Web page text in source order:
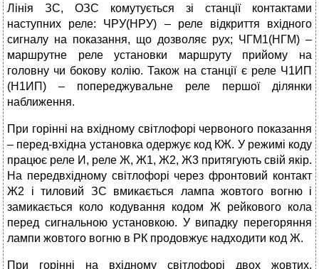
Лінія ЗС, ОЗС комутується зі станції контактами
наступних реле: ЧРУ(НРУ) – реле відкриття вхідного
сигналу на показання, що дозволяє рух; ЧГМ1(НГМ) –
маршрутне реле установки маршруту прийому на
головну чи бокову колію. Також на станції є реле Ч1ИП
(Н1ИП) – попереджувальне реле першої ділянки
наближення.
При горінні на вхідному світлофорі червоного показання
– перед-вхідна установка одержує код КЖ. У режимі коду
працює реле И, реле Ж, Ж1, Ж2, Ж3 притягують свій якір.
На передвхідному світлофорі через фронтовий контакт
Ж2 і тиловий ЗС вмикається лампа жовтого вогню і
замикається коло кодування кодом Ж рейкового кола
перед сигнальною установкою. У випадку перегоряння
лампи жовтого вогню в РК продовжує надходити код Ж.
При горінні на вхідному світлофорі двох жовтих,